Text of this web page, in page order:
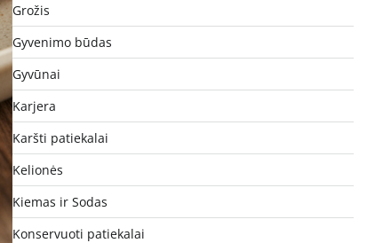
Grožis
Gyvenimo būdas
Gyvūnai
Karjera
Karšti patiekalai
Kelionės
Kiemas ir Sodas
Konservuoti patiekalai